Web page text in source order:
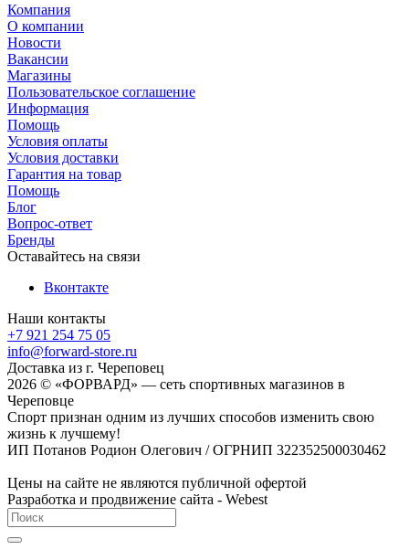
Компания
О компании
Новости
Вакансии
Магазины
Пользовательское соглашение
Информация
Помощь
Условия оплаты
Условия доставки
Гарантия на товар
Помощь
Блог
Вопрос-ответ
Бренды
Оставайтесь на связи
Вконтакте
Наши контакты
+7 921 254 75 05
info@forward-store.ru
Доставка из г. Череповец
2026 © «ФОРВАРД» — сеть спортивных магазинов в
Череповце
Спорт признан одним из лучших способов изменить свою
жизнь к лучшему!
ИП Потанов Родион Олегович / ОГРНИП 322352500030462
Цены на сайте не являются публичной офертой
Разработка и продвижение сайта - Webest